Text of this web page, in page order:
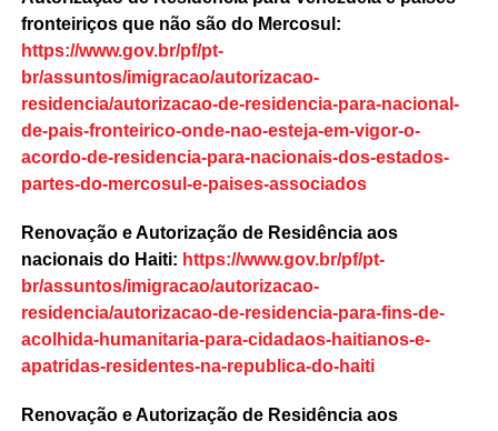
fronteiriços que não são do Mercosul:
https://www.gov.br/pf/pt-
br/assuntos/imigracao/autorizacao-
residencia/autorizacao-de-residencia-para-nacional-
de-pais-fronteirico-onde-nao-esteja-em-vigor-o-
acordo-de-residencia-para-nacionais-dos-estados-
partes-do-mercosul-e-paises-associados
Renovação e Autorização de Residência aos
nacionais do Haiti: https://www.gov.br/pf/pt-
br/assuntos/imigracao/autorizacao-
residencia/autorizacao-de-residencia-para-fins-de-
acolhida-humanitaria-para-cidadaos-haitianos-e-
apatridas-residentes-na-republica-do-haiti
Renovação e Autorização de Residência aos